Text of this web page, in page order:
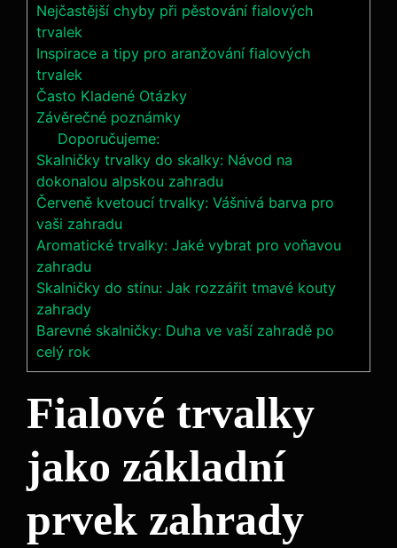
Nejčastější chyby při ⁢pěstování fialových
trvalek
Inspirace a tipy pro aranžování fialových
trvalek
Často Kladené⁢ Otázky
Závěrečné poznámky
Doporučujeme:
Skalničky trvalky do skalky: Návod na
dokonalou alpskou zahradu
Červeně kvetoucí trvalky: Vášnivá barva pro
vaši zahradu
Aromatické trvalky: Jaké vybrat pro voňavou
zahradu
Skalničky do stínu: Jak rozzářit tmavé kouty
zahrady
Barevné skalničky: Duha ve vaší zahradě po
celý rok
Fialové trvalky
jako základní
prvek zahrady